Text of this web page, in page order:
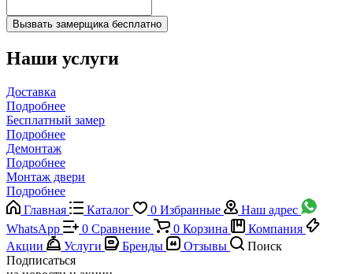
Наши услуги
Доставка
Подробнее
Бесплатный замер
Подробнее
Демонтаж
Подробнее
Монтаж двери
Подробнее
Главная
Каталог 0 Избранные
Наш адрес
WhatsApp
0 Сравнение 0 Корзина
Компания
Акции
Услуги Бренды Отзывы
Поиск
Подписаться